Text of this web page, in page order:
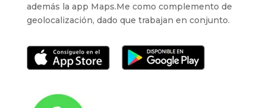
además la app Maps.Me como complemento de
geolocalización, dado que trabajan en conjunto.